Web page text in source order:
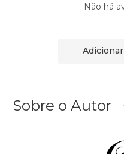
Não há
Sobre o Autor